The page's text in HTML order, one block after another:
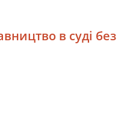
в суді без